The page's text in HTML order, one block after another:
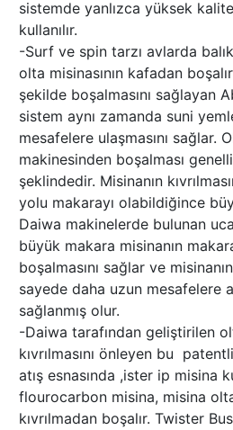
sistemde yanlızca yüksek
kullanılır.
-Surf ve spin tarzı avlarda
olta misinasının kafadan
şekilde boşalmasını sağlayan
sistem aynı zamanda suni
mesafelere ulaşmasını sağlar.
makinesinden boşalması
şeklindedir. Misinanın
yolu makarayı olabildiğince
Daiwa makinelerde bulunan
büyük makara misinanın
boşalmasını sağlar ve
sayede daha uzun mesafelere
sağlanmış olur.
-Daiwa tarafından geliştirilen
kıvrılmasını önleyen bu
atış esnasında ,ister ip misina
flourocarbon misina, misina
kıvrılmadan boşalır. Twister